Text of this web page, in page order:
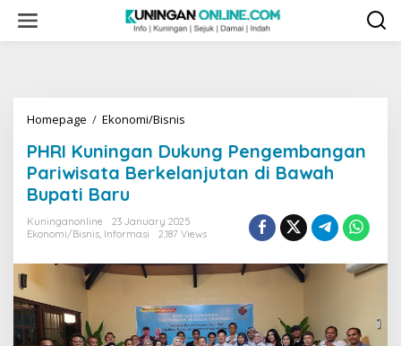
content
Homepage / Ekonomi/Bisnis
Dukung
Pengembangan
Pariwisata
di
Bawah
Baru
PHRI Kuningan Dukung Pengembangan
Pariwisata Berkelanjutan di Bawah
Bupati Baru
Kuninganonline
23 January 2025
Ekonomi/Bisnis, Informasi 2,187 Views